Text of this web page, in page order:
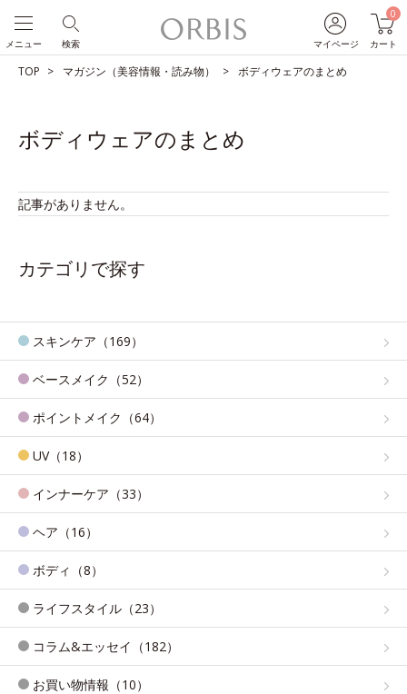
マイページ
0
カート
検索
メニュー
TOP マガジン（美容情報・読み物） ボディウェアのまとめ
ボディウェアのまとめ
記事がありません。
カテゴリで探す
スキンケア（169）
ベースメイク（52）
ポイントメイク（64）
UV（18）
インナーケア（33）
ヘア（16）
ボディ（8）
ライフスタイル（23）
コラム&エッセイ（182）
お買い物情報（10）